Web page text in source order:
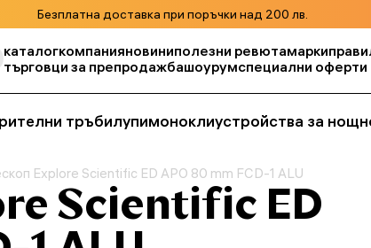
Безплатна доставка при поръчки над 200 лв.
каталогкомпанияновиниполезни ревютамарки
търговци за препродажбашоурумспециални оферти
тръбилупимоноклиустройства за
Explore Scientific ED APO 80 mm FCD-1 ALU
Scientific ED